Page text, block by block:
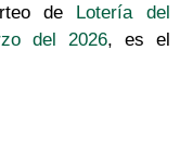
de Lotería del
del 2026, es el